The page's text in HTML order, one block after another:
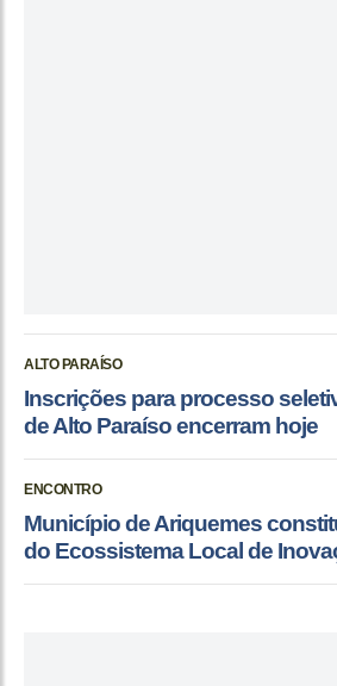
ALTO PARAÍSO
Inscrições para processo
de Alto Paraíso encerram hoje
ENCONTRO
Município de Ariquemes
do Ecossistema Local de